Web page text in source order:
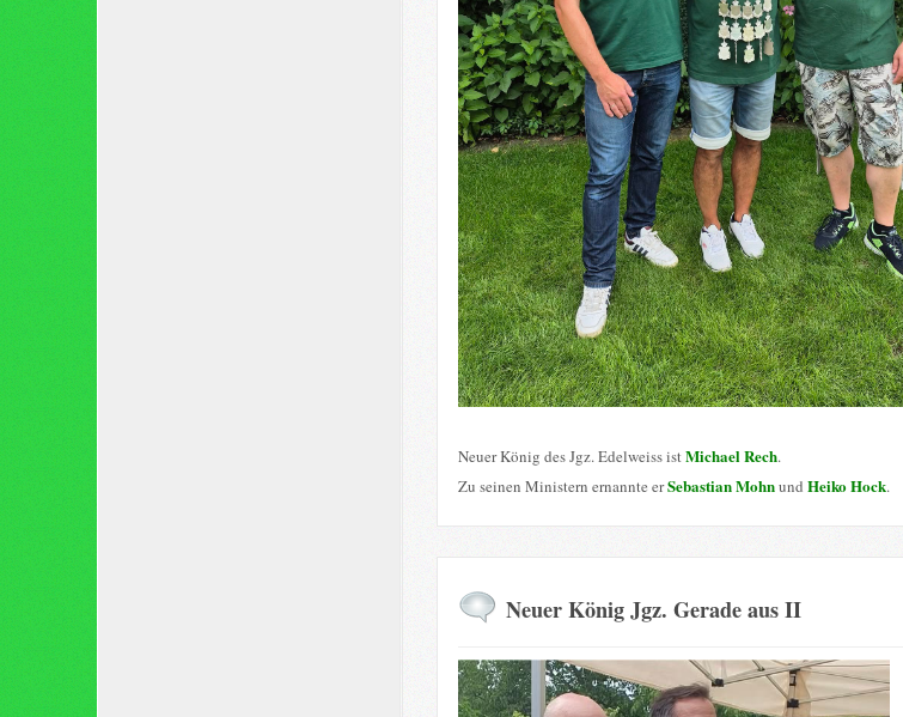
Neuer König des Jgz. Edelweiss istMichael Rech.
Zu seinen Ministern ernannte erSebastian Mohnund Heiko Hock.
Neuer König Jgz. Gerade aus II